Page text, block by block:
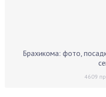
Брахикома: фото,
4609